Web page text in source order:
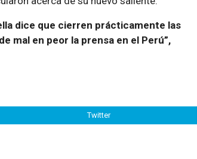
dice que cierren prácticamente las
mal en peor la prensa en el Perú”,
Twitter